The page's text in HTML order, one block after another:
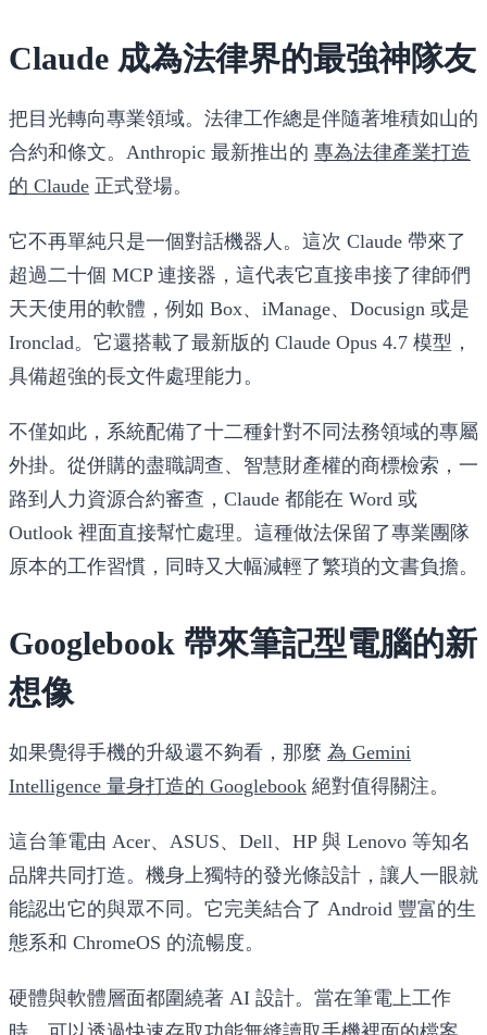
Claude 成為法律界的最強神隊友
把目光轉向專業領域。法律工作總是伴隨著堆積如山的
合約和條文。Anthropic 最新推出的 專為法律產業打造
的 Claude 正式登場。
它不再單純只是一個對話機器人。這次 Claude 帶來了
超過二十個 MCP 連接器，這代表它直接串接了律師們
天天使用的軟體，例如 Box、iManage、Docusign 或是
Ironclad。它還搭載了最新版的 Claude Opus 4.7 模型，
具備超強的長文件處理能力。
不僅如此，系統配備了十二種針對不同法務領域的專屬
外掛。從併購的盡職調查、智慧財產權的商標檢索，一
路到人力資源合約審查，Claude 都能在 Word 或
Outlook 裡面直接幫忙處理。這種做法保留了專業團隊
原本的工作習慣，同時又大幅減輕了繁瑣的文書負擔。
Googlebook 帶來筆記型電腦的新
想像
如果覺得手機的升級還不夠看，那麼 為 Gemini
Intelligence 量身打造的 Googlebook 絕對值得關注。
這台筆電由 Acer、ASUS、Dell、HP 與 Lenovo 等知名
品牌共同打造。機身上獨特的發光條設計，讓人一眼就
能認出它的與眾不同。它完美結合了 Android 豐富的生
態系和 ChromeOS 的流暢度。
硬體與軟體層面都圍繞著 AI 設計。當在筆電上工作